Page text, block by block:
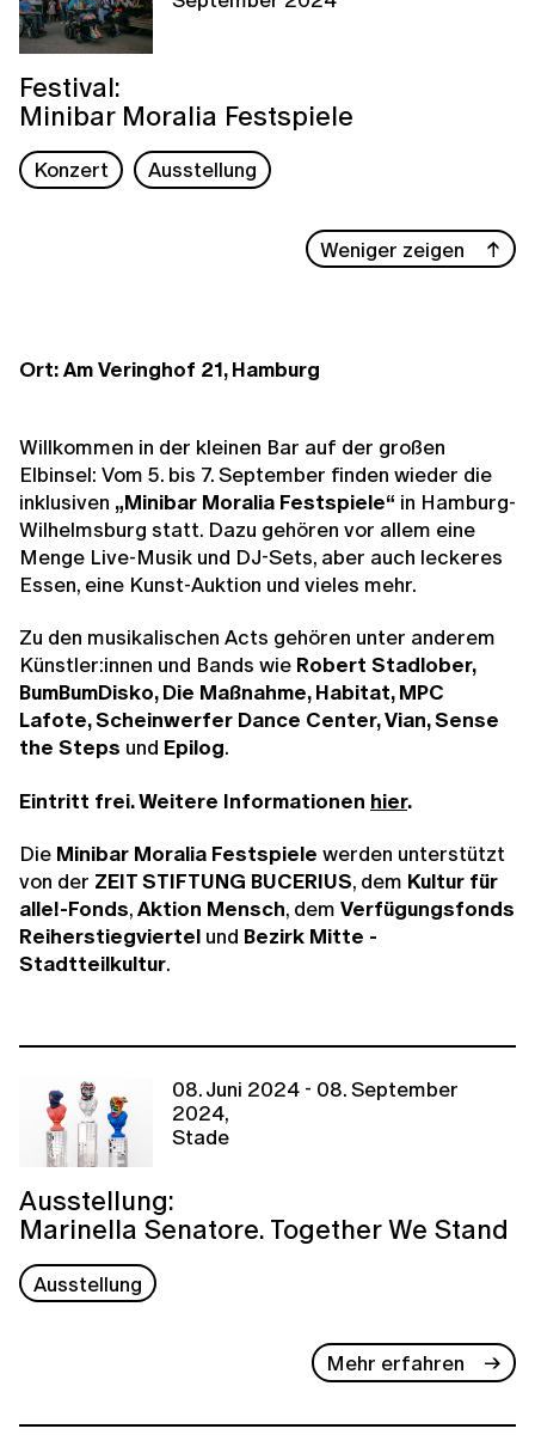
Festival:
Minibar Moralia Festspiele
Konzert Ausstellung
Weniger zeigen
Ort: Am Veringhof 21, Hamburg
Willkommen in der kleinen Bar auf der großen
Elbinsel: Vom 5. bis 7. September finden wieder die
inklusiven „Minibar Moralia Festspiele“ in Hamburg-
Wilhelmsburg statt. Dazu gehören vor allem eine
Menge Live-Musik und DJ-Sets, aber auch leckeres
Essen, eine Kunst-Auktion und vieles mehr.
Zu den musikalischen Acts gehören unter anderem
Künstler:innen und Bands wie Robert Stadlober,
BumBumDisko, Die Maßnahme, Habitat, MPC
Lafote, Scheinwerfer Dance Center, Vian, Sense
the Steps und Epilog.
Eintritt frei. Weitere Informationen hier.
Die Minibar Moralia Festspiele werden unterstützt
von der ZEIT STIFTUNG BUCERIUS, dem Kultur für
alle!-Fonds,Aktion Mensch, dem Verfügungsfonds
Reiherstiegviertel und Bezirk Mitte -
Stadtteilkultur.
08. Juni 2024 - 08. September
2024,
Stade
Ausstellung:
Marinella Senatore. Together We Stand
Ausstellung
Mehr erfahren